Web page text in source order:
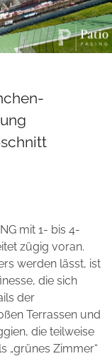
mit 1- bis 4-
zügig voran.
werden lässt, ist
die sich
der
Terrassen und
die teilweise
„grünes Zimmer“